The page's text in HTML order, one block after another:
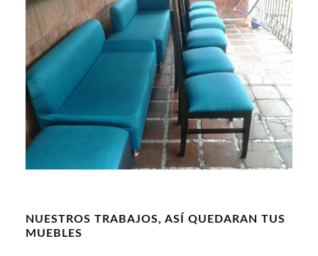
NUESTROS TRABAJOS, ASÍ QUEDARAN TUS
MUEBLES